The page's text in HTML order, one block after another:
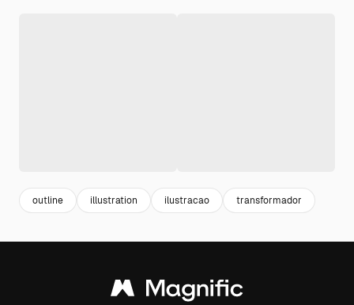
outline illustration ilustracao transformador